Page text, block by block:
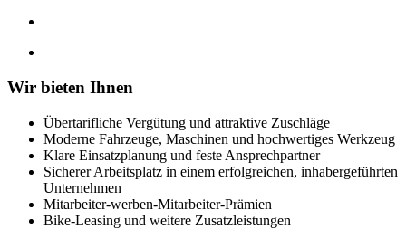
Wir bieten Ihnen
Übertarifliche Vergütung und attraktive Zuschläge
Moderne Fahrzeuge, Maschinen und hochwertiges Werkzeug
Klare Einsatzplanung und feste Ansprechpartner
Sicherer Arbeitsplatz in einem erfolgreichen, inhabergeführten
Unternehmen
Mitarbeiter-werben-Mitarbeiter-Prämien
Bike-Leasing und weitere Zusatzleistungen